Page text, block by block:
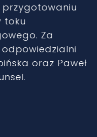
przygotowaniu
toku
Za
oraz Paweł